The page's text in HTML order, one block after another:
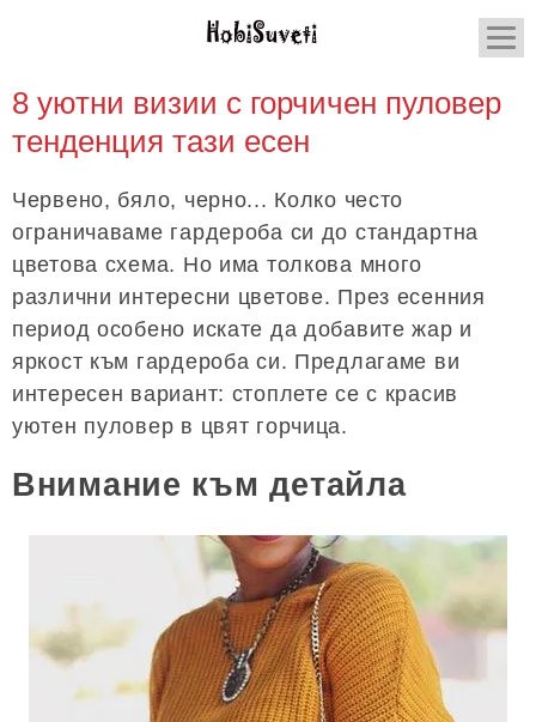
8 уютни визии с горчичен пуловер
тенденция тази есен
Червено, бяло, черно... Колко често
ограничаваме гардероба си до стандартна
цветова схема. Но има толкова много
различни интересни цветове. През есенния
период особено искате да добавите жар и
яркост към гардероба си. Предлагаме ви
интересен вариант: стоплете се с красив
уютен пуловер в цвят горчица.
Внимание към детайла